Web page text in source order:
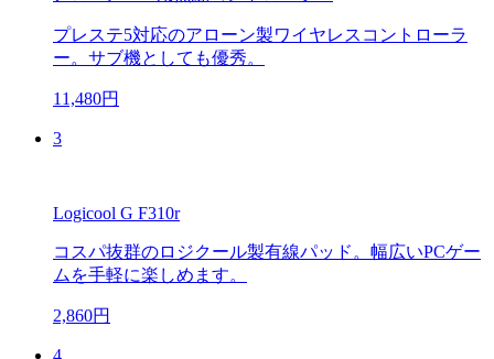
プレステ5対応のアローン製ワイヤレスコントローラ
ー。サブ機としても優秀。
11,480円
3
Logicool G F310r
コスパ抜群のロジクール製有線パッド。幅広いPCゲー
ムを手軽に楽しめます。
2,860円
4